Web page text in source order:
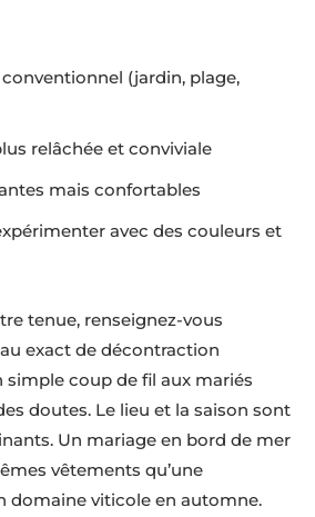
(jardin, plage,
relâchée et conviviale
mais confortables
avec des couleurs et
tenue, renseignez-vous
exact de décontraction
simple coup de fil aux mariés
doutes. Le lieu et la saison sont
Un mariage en bord de mer
vêtements qu’une
domaine viticole en automne.